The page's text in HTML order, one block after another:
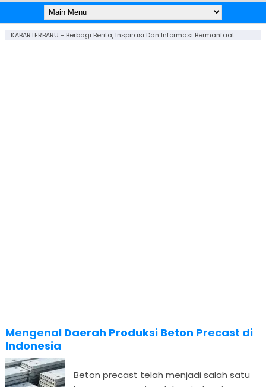
KABARTERBARU - Berbagi Berita, Inspirasi Dan Informasi Bermanfaat
Mengenal Daerah Produksi Beton Precast di
Indonesia
Beton precast telah menjadi salah satu